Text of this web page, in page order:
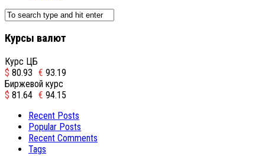
Курсы валют
Курс ЦБ
$ 80.93 € 93.19
Биржевой курс
$ 81.64 € 94.15
Recent Posts
Popular Posts
Recent Comments
Tags